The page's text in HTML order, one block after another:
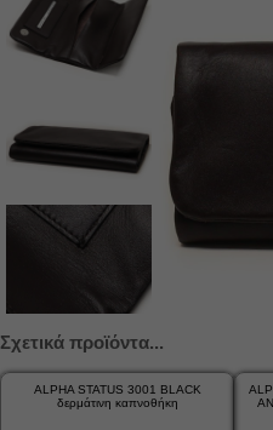
Σχετικά προϊόντα...
ALPHA STATUS 3001 BLACK
δερμάτινη καπνοθήκη